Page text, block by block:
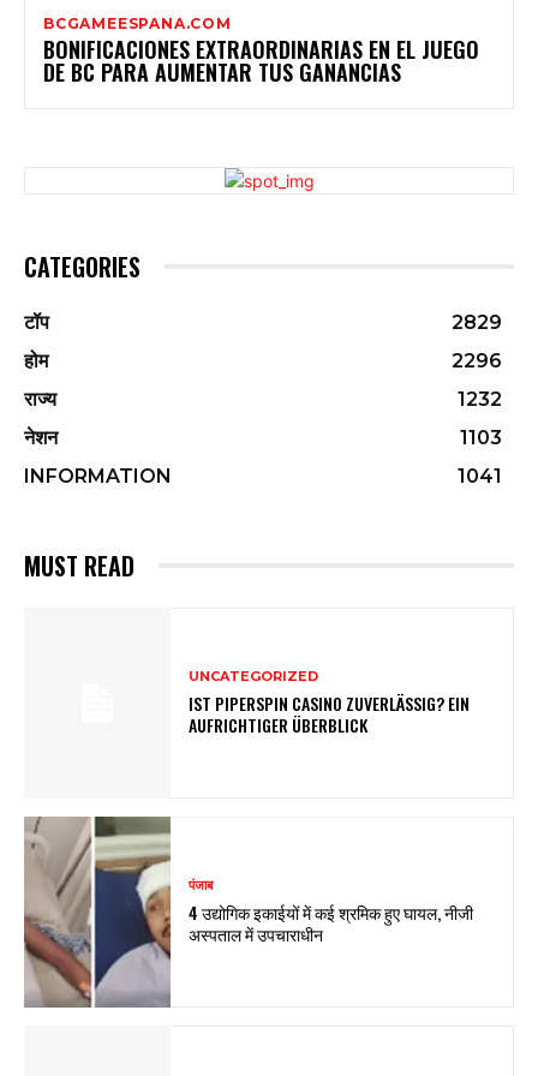
BCGAMEESPANA.COM
BONIFICACIONES EXTRAORDINARIAS EN EL JUEGO
DE BC PARA AUMENTAR TUS GANANCIAS
CATEGORIES
टॉप
2829
होम
2296
राज्य
1232
नेशन
1103
INFORMATION
1041
MUST READ
UNCATEGORIZED
IST PIPERSPIN CASINO ZUVERLÄSSIG? EIN
AUFRICHTIGER ÜBERBLICK
पंजाब
4 उद्योगिक इकाईयों में कई श्रमिक हुए घायल, नीजी
अस्पताल में उपचाराधीन